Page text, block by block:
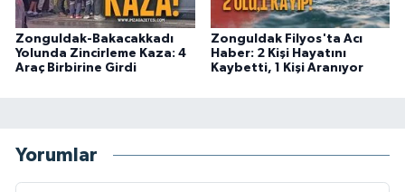
Zonguldak-Bakacakkadı
Yolunda Zincirleme Kaza: 4
Araç Birbirine Girdi
Zonguldak Filyos'ta Acı
Haber: 2 Kişi Hayatını
Kaybetti, 1 Kişi Aranıyor
Yorumlar